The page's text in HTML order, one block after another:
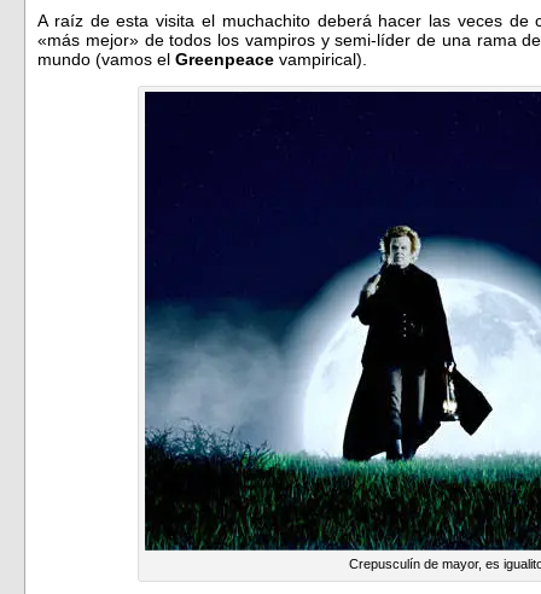
A raíz de esta visita el muchachito deberá hacer las veces
«más mejor» de todos los vampiros y semi-líder de una rama
mundo (vamos el Greenpeace vampirical).
Crepusculín de mayor, es